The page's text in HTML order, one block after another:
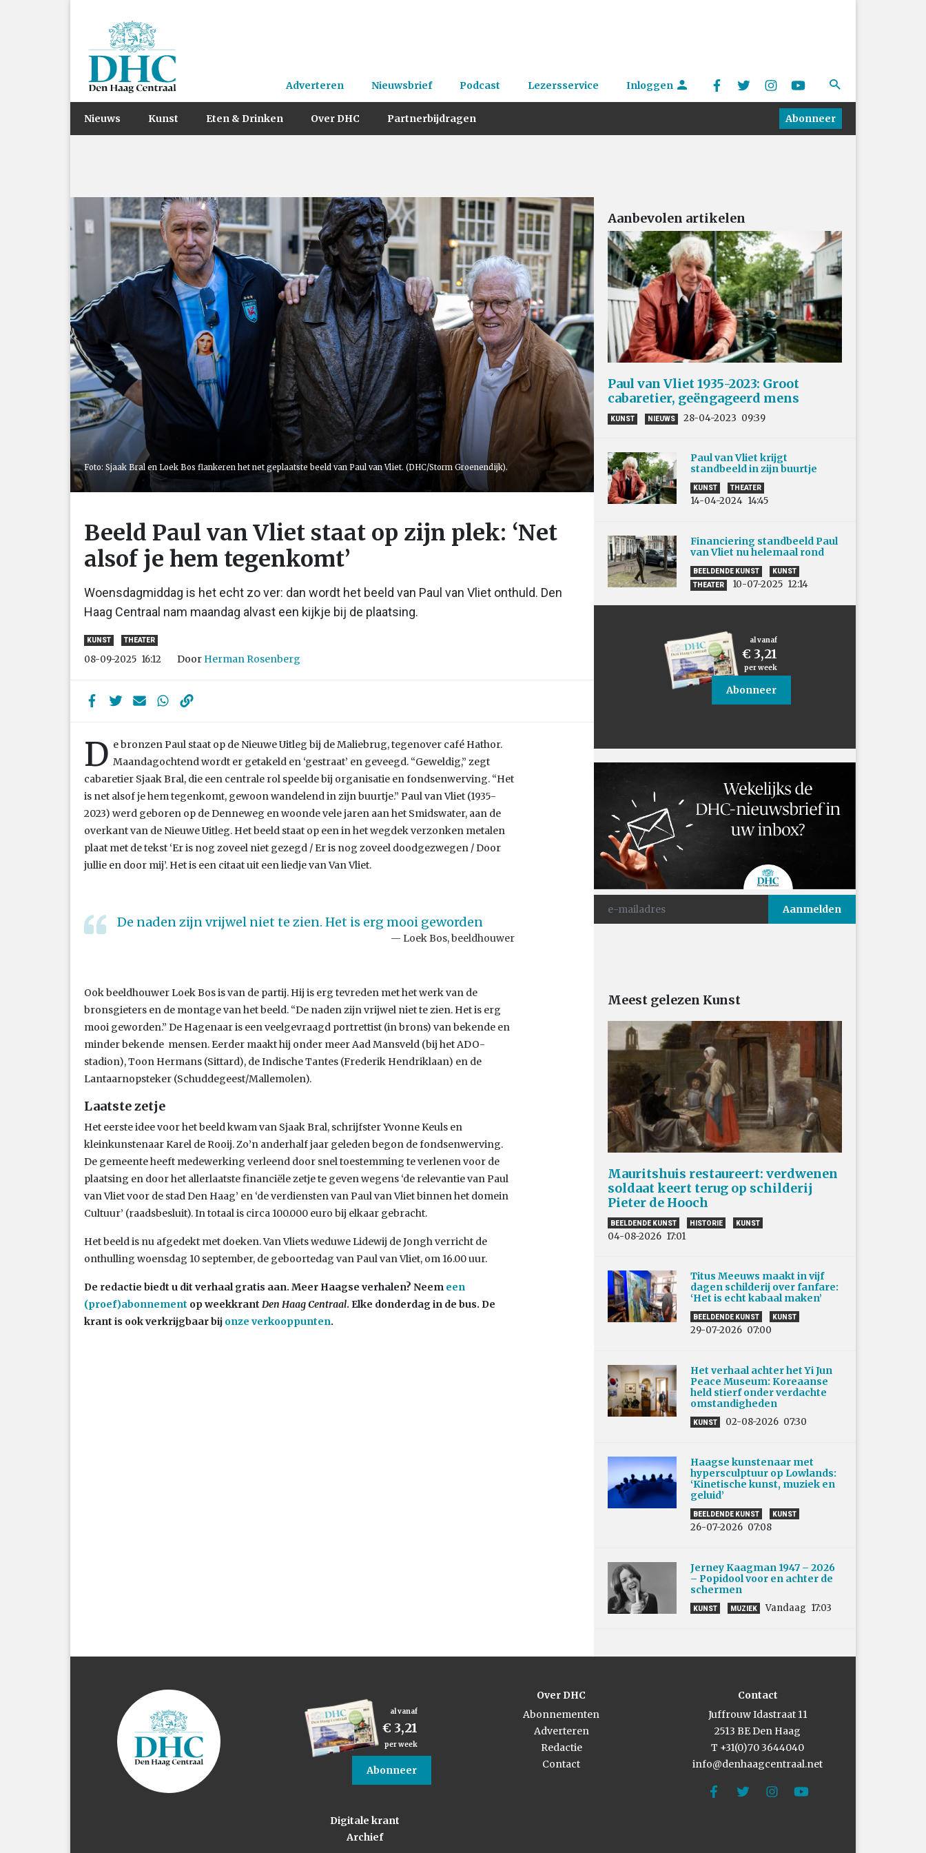
Adverteren Nieuwsbrief Podcast Lezersservice Inloggen
Nieuws Kunst Eten & Drinken Over DHC Partnerbijdragen Abonneer
Foto: Sjaak Bral en Loek Bos flankeren het net geplaatste beeld van Paul van Vliet. (DHC/Storm Groenendijk).
Beeld Paul van Vliet staat op zijn plek: ‘Net
alsof je hem tegenkomt’
Woensdagmiddag is het echt zo ver: dan wordt het beeld van Paul van Vliet onthuld. Den
Haag Centraal nam maandag alvast een kijkje bij de plaatsing.
KUNST THEATER
08-09-2025 16:12 Door Herman Rosenberg
D e bronzen Paul staat op de Nieuwe Uitleg bij de Maliebrug, tegenover café Hathor.
Maandagochtend wordt er getakeld en ‘gestraat’ en geveegd. “Geweldig,” zegt
cabaretier Sjaak Bral, die een centrale rol speelde bij organisatie en fondsenwerving. “Het
is net alsof je hem tegenkomt, gewoon wandelend in zijn buurtje.” Paul van Vliet (1935-
2023) werd geboren op de Denneweg en woonde vele jaren aan het Smidswater, aan de
overkant van de Nieuwe Uitleg. Het beeld staat op een in het wegdek verzonken metalen
plaat met de tekst ‘Er is nog zoveel niet gezegd / Er is nog zoveel doodgezwegen / Door
jullie en door mij’. Het is een citaat uit een liedje van Van Vliet.
De naden zijn vrijwel niet te zien. Het is erg mooi geworden
Loek Bos, beeldhouwer
Ook beeldhouwer Loek Bos is van de partij. Hij is erg tevreden met het werk van de
bronsgieters en de montage van het beeld. “De naden zijn vrijwel niet te zien. Het is erg
mooi geworden.” De Hagenaar is een veelgevraagd portrettist (in brons) van bekende en
minder bekende mensen. Eerder maakt hij onder meer Aad Mansveld (bij het ADO-
stadion), Toon Hermans (Sittard), de Indische Tantes (Frederik Hendriklaan) en de
Lantaarnopsteker (Schuddegeest/Mallemolen).
Laatste zetje
Het eerste idee voor het beeld kwam van Sjaak Bral, schrijfster Yvonne Keuls en
kleinkunstenaar Karel de Rooij. Zo’n anderhalf jaar geleden begon de fondsenwerving.
De gemeente heeft medewerking verleend door snel toestemming te verlenen voor de
plaatsing en door het allerlaatste financiële zetje te geven wegens ‘de relevantie van Paul
van Vliet voor de stad Den Haag’ en ‘de verdiensten van Paul van Vliet binnen het domein
Cultuur’ (raadsbesluit). In totaal is circa 100.000 euro bij elkaar gebracht.
Het beeld is nu afgedekt met doeken. Van Vliets weduwe Lidewij de Jongh verricht de
onthulling woensdag 10 september, de geboortedag van Paul van Vliet, om 16.00 uur.
De redactie biedt u dit verhaal gratis aan. Meer Haagse verhalen? Neem een
(proef)abonnement op weekkrant Den Haag Centraal. Elke donderdag in de bus. De
krant is ook verkrijgbaar bij onze verkooppunten.
Aanbevolen artikelen
Paul van Vliet 1935-2023: Groot
cabaretier, geëngageerd mens
KUNST NIEUWS 28-04-2023 09:39
Paul van Vliet krijgt
standbeeld in zijn buurtje
KUNST THEATER
14-04-2024 14:45
Financiering standbeeld Paul
van Vliet nu helemaal rond
BEELDENDE KUNST
KUNST
THEATER
10-07-2025 12:14
al vanaf
€ 3,21
per week
Abonneer
Meest gelezen Kunst
Mauritshuis restaureert: verdwenen
soldaat keert terug op schilderij
Pieter de Hooch
BEELDENDE KUNST HISTORIE KUNST
04-08-2026 17:01
Titus Meeuws maakt in vijf
dagen schilderij over fanfare:
‘Het is echt kabaal maken’
BEELDENDE KUNST KUNST
29-07-2026 07:00
Het verhaal achter het Yi Jun
Peace Museum: Koreaanse
held stierf onder verdachte
omstandigheden
KUNST 02-08-2026 07:30
Haagse kunstenaar met
hypersculptuur op Lowlands:
‘Kinetische kunst, muziek en
geluid’
BEELDENDE KUNST KUNST
26-07-2026 07:08
Jerney Kaagman 1947 – 2026
– Popidool voor en achter de
schermen
KUNST MUZIEK Vandaag 17:03
al vanaf
€ 3,21
per week
Abonneer
Digitale krant
Archief
Over DHC
Abonnementen
Adverteren
Redactie
Contact
Contact
Juffrouw Idastraat 11
2513 BE Den Haag
T +31(0)70 3644040
info@denhaagcentraal.net